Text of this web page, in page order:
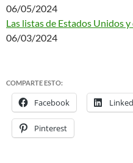
06/05/2024
Las listas de Estados Unidos
06/03/2024
COMPARTE ESTO:
Facebook
Pinterest